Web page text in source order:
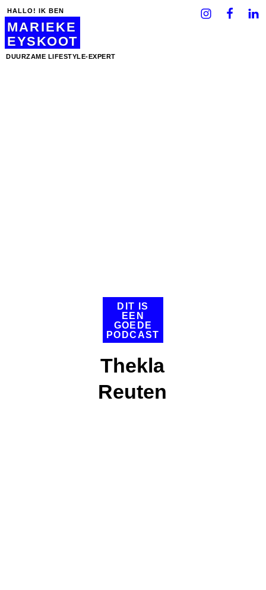
HALLO! IK BEN
MARIEKE
EYSKOOT
DUURZAME LIFESTYLE-EXPERT
DIT IS
EEN
GOEDE
PODCAST
Thekla
Reuten